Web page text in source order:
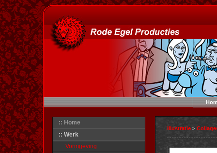
:: Home
:: Werk
Vormgeving
Illustratie >